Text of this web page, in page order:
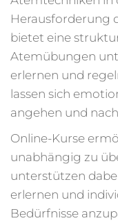
Herausforderung
bietet eine
Atemübungen
erlernen und
lassen sich
angehen und
Online-Kurse
unabhängig zu
unterstützen
erlernen und
Bedürfnisse